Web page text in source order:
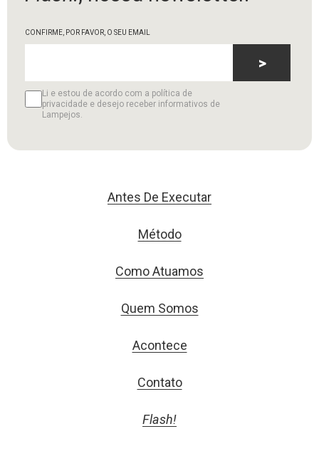
CONFIRME, POR FAVOR, O SEU EMAIL
Li e estou de acordo com a política de
privacidade e desejo receber informativos de
Lampejos.
>
Antes De Executar
Método
Como Atuamos
Quem Somos
Acontece
Contato
Flash!